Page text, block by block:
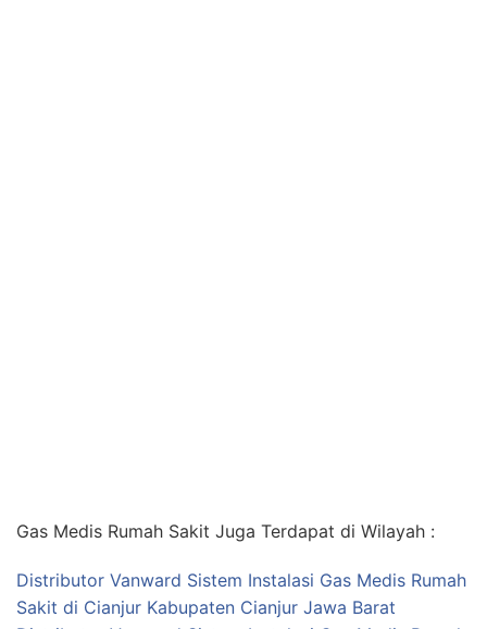
Gas Medis Rumah Sakit Juga Terdapat di Wilayah :
Distributor Vanward Sistem Instalasi Gas Medis Rumah
Sakit di Cianjur Kabupaten Cianjur Jawa Barat